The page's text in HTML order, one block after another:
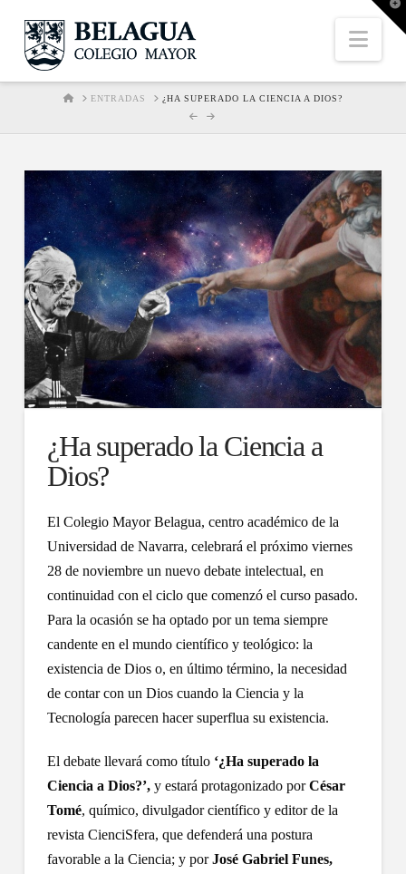
HOMEENTRADAS ¿HA SUPERADO LA CIENCIA A DIOS?
¿Ha superado la Ciencia a
Dios?
El Colegio Mayor Belagua, centro académico de la
Universidad de Navarra, celebrará el próximo viernes
28 de noviembre un nuevo debate intelectual, en
continuidad con el ciclo que comenzó el curso pasado.
Para la ocasión se ha optado por un tema siempre
candente en el mundo científico y teológico: la
existencia de Dios o, en último término, la necesidad
de contar con un Dios cuando la Ciencia y la
Tecnología parecen hacer superflua su existencia.
El debate llevará como título ‘¿Ha superado la
Ciencia a Dios?’, y estará protagonizado porCésar
Tomé, químico, divulgador científico y editor de la
revista CienciSfera, que defenderá una postura
favorable a la Ciencia; y porJosé Gabriel Funes,